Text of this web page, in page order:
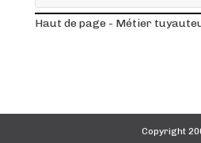
Haut de page - Métier
Copyright